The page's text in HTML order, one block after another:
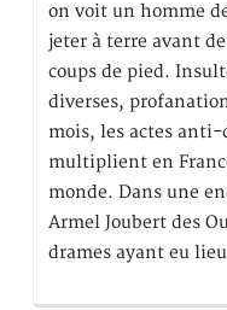
on voit un homme
jeter à terre avant
coups de pied.
diverses,
mois, les actes anti-
multiplient en
monde. Dans une
Armel Joubert des
drames ayant eu